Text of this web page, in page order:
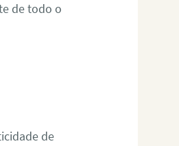
de todo o
de